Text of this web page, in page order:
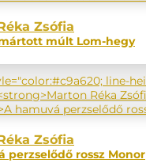
Zsófia
múlt Lom-hegy
Zsófia
perzselődő rossz Monor